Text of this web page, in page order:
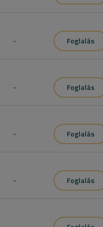
~ Foglalás
~ Foglalás
~ Foglalás
~ Foglalás